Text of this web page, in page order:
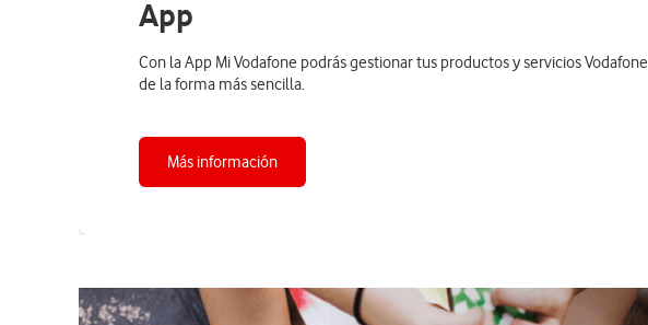
App
Con la App Mi Vodafone podrás gestionar tus productos y servicios Vodafone
de la forma más sencilla.
Más información